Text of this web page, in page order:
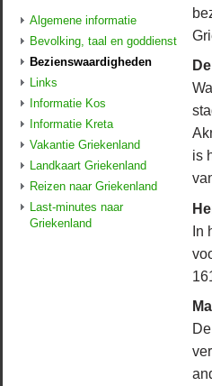
is
In
Algemene informatie
Bevolking, taal en goddienst
Bezienswaardigheden
Links
Informatie Kos
Informatie Kreta
Vakantie Griekenland
Landkaart Griekenland
Reizen naar Griekenland
Last-minutes naar
Griekenland